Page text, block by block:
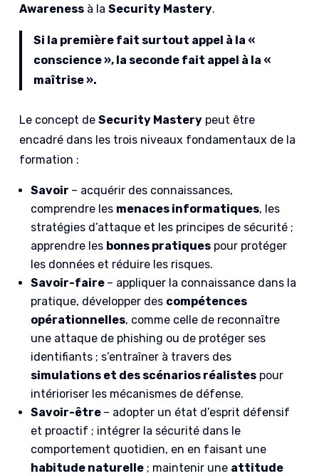
Awareness à laSecurity Mastery.
Si la première fait surtout appel à la «
conscience », la seconde fait appel à la «
maîtrise ».
Le concept deSecurity Mastery peut être
encadré dans les trois niveaux fondamentaux de la
formation :
Savoir – acquérir des connaissances,
comprendre les menaces informatiques, les
stratégies d’attaque et les principes de sécurité ;
apprendre les bonnes pratiques pour protéger
les données et réduire les risques.
Savoir-faire – appliquer la connaissance dans la
pratique, développer des compétences
opérationnelles, comme celle de reconnaître
une attaque de phishing ou de protéger ses
identifiants ; s’entraîner à travers des
simulations et des scénarios réalistes pour
intérioriser les mécanismes de défense.
Savoir-être – adopter un état d’esprit défensif
et proactif ; intégrer la sécurité dans le
comportement quotidien, en en faisant une
habitude naturelle ; maintenir une attitude